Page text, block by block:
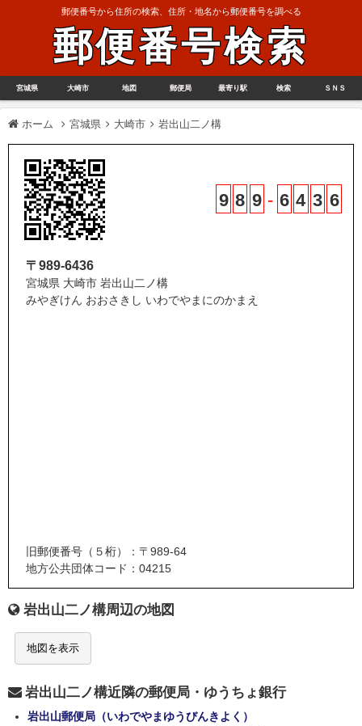
郵便番号から住所の検索、住所・地名から郵便番号を調べる
郵便番号検索
宮城県 大崎市 地図 郵便局 最寄り駅 検索 ＳＮＳ
ホーム 宮城県 大崎市 岩出山二ノ構
9 8 9 - 6 4 3 6
〒989-6436
宮城県 大崎市 岩出山二ノ構
みやぎけん おおさきし いわでやまにのかまえ
旧郵便番号（５桁）：〒989-64
地方公共団体コード：04215
岩出山二ノ構周辺の地図
地図を表示
岩出山二ノ構近隣の郵便局・ゆうちょ銀行
岩出山郵便局（いわでやまゆうびんきよく）